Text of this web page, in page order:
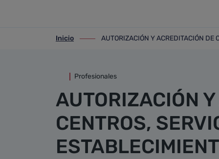
ir-a inicio
Inicio
ir-a AUTORIZACIÓN Y ACREDITACIÓN
AUTORIZACIÓN Y ACREDITACIÓN DE
Profesionales
AUTORIZACIÓN
CENTROS,